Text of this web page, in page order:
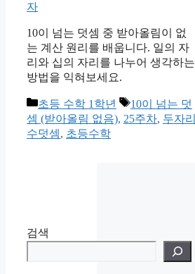
자
10이 넘는 덧셈 중 받아올림이 없
는 계산 원리를 배웁니다. 일의 자
리와 십의 자리를 나누어 생각하는
방법을 익혀보세요.
카
테
고
초등 수학 1학년
태
그
10이 넘는 덧
셈 (받아올림 없음), 25주차, 두자리
수덧셈, 초등수학
검색